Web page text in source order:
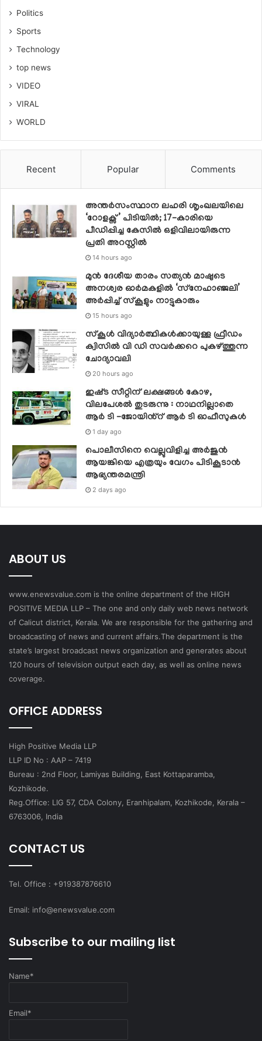
Politics
Sports
Technology
top news
VIDEO
VIRAL
WORLD
Recent Popular Comments
അന്തർസംസ്ഥാന ലഹരി ശൃംഖലയിലെ
‘റോളക്സ്’ പിടിയിൽ; 17-കാരിയെ
പീഡിപ്പിച്ച കേസിൽ ഒളിവിലായിരുന്ന
പ്രതി അറസ്റ്റിൽ
14 hours ago
മുൻ ദേശീയ താരം സത്യൻ മാഷുടെ
അനശ്വര ഓർമകളിൽ ‘സ്‌നേഹാഞ്ജലി’
അർപ്പിച്ച് സ്കൂളും നാട്ടുകാരും
15 hours ago
സ്‌കൂള്‍ വിദ്യാര്‍ത്ഥികള്‍ക്കായുള്ള ഫ്രീഡം
ക്വിസില്‍ വി ഡി സവര്‍ക്കറെ പുകഴ്ത്തുന്ന
ചോദ്യാവലി
20 hours ago
ഇഷ്‌ട സീറ്റിന് ലക്ഷങ്ങൾ കോഴ,
വിലപേശൽ തുടരുന്നു : നാഥനില്ലാതെ
ആർ ടി -ജോയിൻ്റ് ആർ ടി ഓഫീസുകൾ
1 day ago
പൊലീസിനെ വെല്ലുവിളിച്ച അര്‍ജുന്‍
ആയങ്കിയെ എത്രയും വേഗം പിടികൂടാന്‍
ആഭ്യന്തരമന്ത്രി
2 days ago
ABOUT US
www.enewsvalue.com is the online department of the HIGH
POSITIVE MEDIA LLP – The one and only daily web news network
of Calicut district, Kerala. We are responsible for the gathering and
broadcasting of news and current affairs.The department is the
state’s largest broadcast news organization and generates about
120 hours of television output each day, as well as online news
coverage.
OFFICE ADDRESS
High Positive Media LLP
LLP ID No : AAP – 7419
Bureau : 2nd Floor, Lamiyas Building, East Kottaparamba,
Kozhikode.
Reg.Office: LIG 57, CDA Colony, Eranhipalam, Kozhikode, Kerala –
6763006, India
CONTACT US
Tel. Office : +919387876610
Email: info@enewsvalue.com
Subscribe to our mailing list
Name*
Email*